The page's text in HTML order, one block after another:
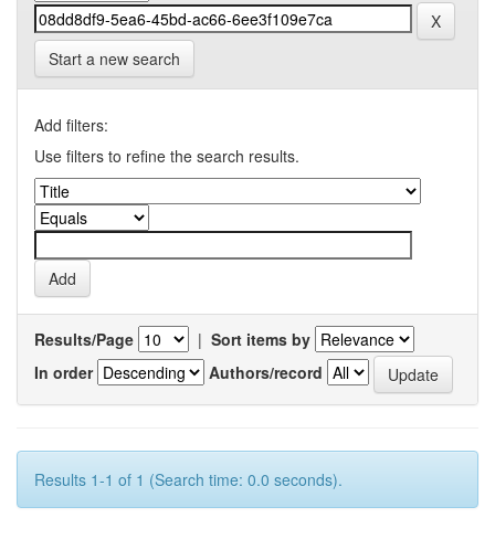
Start a new search
Add filters:
Use filters to refine the search results.
Results/Page | Sort items by
In order
Authors/record
Results 1-1 of 1 (Search time: 0.0 seconds).